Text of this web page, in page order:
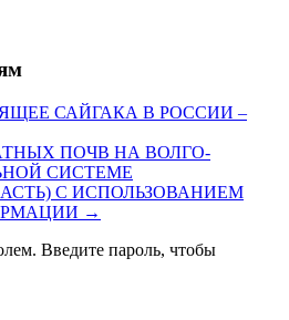
САЙГАКА В РОССИИ –
ПОЧВ НА ВОЛГО-
СИСТЕМЕ
С ИСПОЛЬЗОВАНИЕМ
→
Введите пароль, чтобы